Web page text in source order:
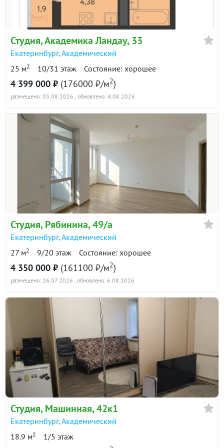
в продаже
Показать всю историю: 10 предложений →
Студия, Академика Ландау, 33
Екатеринбург,Академический
25 м2 10/31 этаж Состояние: хорошее
4 399 000 ₽ (176000 ₽/м2)
размещено: 03.08.2026 , обновлено: 4.08.2026
Студия, Рябинина, 49/а
Екатеринбург,Академический
27 м2 9/20 этаж Состояние: хорошее
4 350 000 ₽ (161100 ₽/м2)
размещено: 26.07.2026 , обновлено: 6.08.2026
Студия, Машинная, 42к1
Екатеринбург,Академический
18.9 м2 1/5 этаж